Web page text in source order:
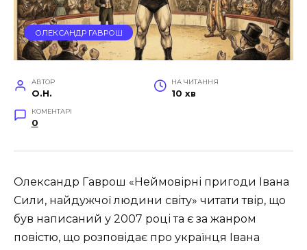
ОЛЕКСАНДР ГАВРОШ
АВТОР
O.H.
НА ЧИТАННЯ
10 хв
КОМЕНТАРІ
0
Олександр Гаврош «Неймовірні пригоди Івана
Сили, найдужчої людини світу» читати твір, що
був написаний у 2007 році та є за жанром
повістю, що розповідає про українця Івана